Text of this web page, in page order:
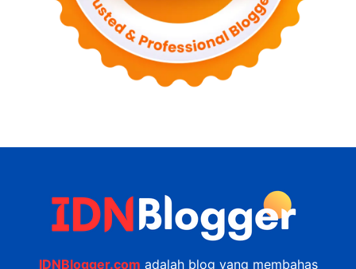
IDNBlogger.com adalah blog yang membahas